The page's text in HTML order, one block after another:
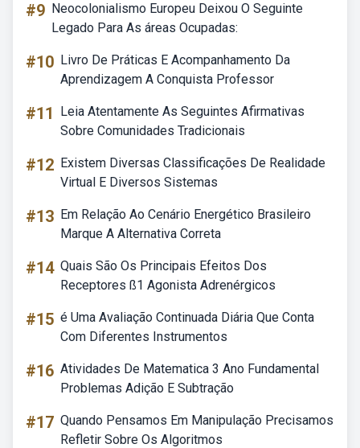
#9 Neocolonialismo Europeu Deixou O Seguinte
Legado Para As áreas Ocupadas:
#10 Livro De Práticas E Acompanhamento Da
Aprendizagem A Conquista Professor
#11
Leia Atentamente As Seguintes Afirmativas
Sobre Comunidades Tradicionais
#12 Existem Diversas Classificações De Realidade
Virtual E Diversos Sistemas
#13 Em Relação Ao Cenário Energético Brasileiro
Marque A Alternativa Correta
#14 Quais São Os Principais Efeitos Dos
Receptores ß1 Agonista Adrenérgicos
#15 é Uma Avaliação Continuada Diária Que Conta
Com Diferentes Instrumentos
#16 Atividades De Matematica 3 Ano Fundamental
Problemas Adição E Subtração
#17 Quando Pensamos Em Manipulação Precisamos
Refletir Sobre Os Algoritmos